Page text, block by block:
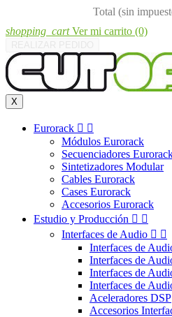
Total (sin
shopping_cart Ver mi carrito (0)
X
Eurorack  
Módulos Eurorack
Secuenciadores
Sintetizadores Modular
Cables Eurorack
Cases Eurorack
Accesorios Eurorack
Estudio y Producción  
Interfaces de Audio  
Interfaces de
Interfaces de
Interfaces de
Interfaces de
Aceleradores DSP
Accesorios